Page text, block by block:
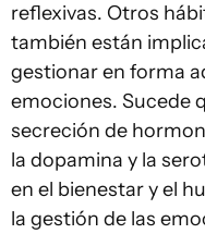
reflexivas. Otros
también están
gestionar en forma
emociones. Sucede
secreción de
la dopamina y la
en el bienestar y el
la gestión de las